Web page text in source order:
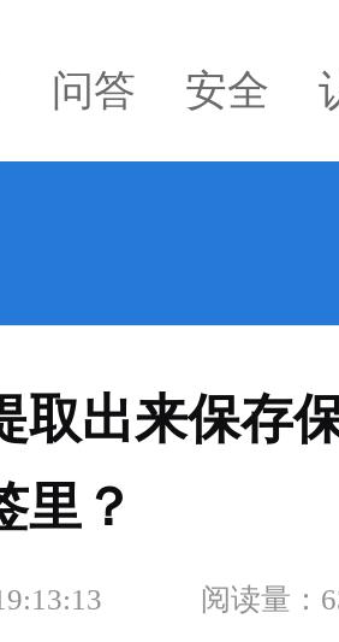
问答 安全
取出来保存
里？
阅读量：